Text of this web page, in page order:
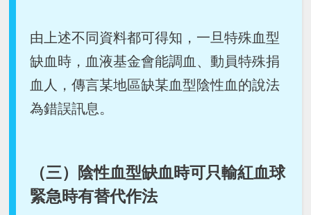
由上述不同資料都可得知，一旦特殊血型
缺血時，血液基金會能調血、動員特殊捐
血人，傳言某地區缺某血型陰性血的說法
為錯誤訊息。
（三）陰性血型缺血時可只輸紅血球
緊急時有替代作法